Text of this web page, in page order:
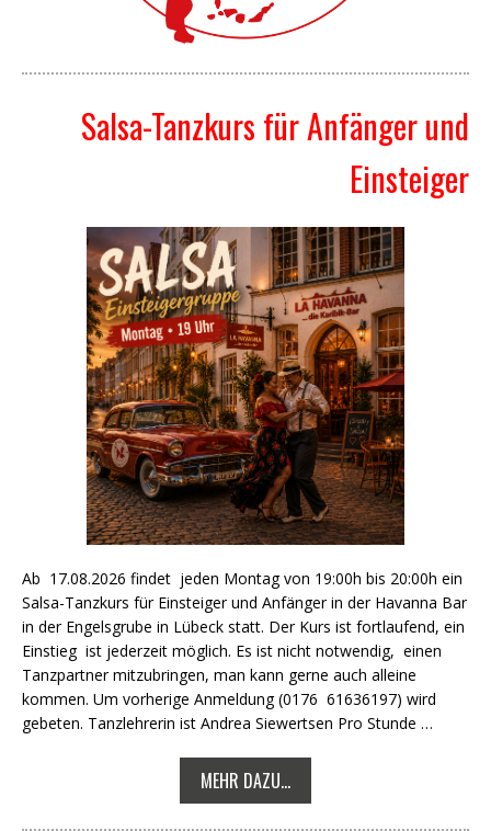
Salsa-Tanzkurs für Anfänger und
Einsteiger
Ab 17.08.2026 findet jeden Montag von 19:00h bis 20:00h ein
Salsa-Tanzkurs für Einsteiger und Anfänger in der Havanna Bar
in der Engelsgrube in Lübeck statt. Der Kurs ist fortlaufend, ein
Einstieg ist jederzeit möglich. Es ist nicht notwendig, einen
Tanzpartner mitzubringen, man kann gerne auch alleine
kommen. Um vorherige Anmeldung (0176 61636197) wird
gebeten. Tanzlehrerin ist Andrea Siewertsen Pro Stunde …
MEHR DAZU...